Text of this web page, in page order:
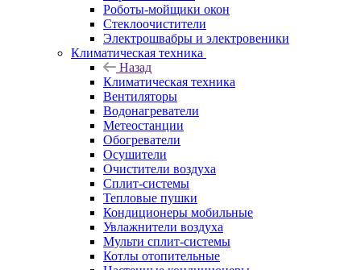
Роботы-мойщики окон
Стеклоочистители
Электрошвабры и электровеники
Климатическая техника
Назад
Климатическая техника
Вентиляторы
Водонагреватели
Метеостанции
Обогреватели
Осушители
Очистители воздуха
Сплит-системы
Тепловые пушки
Кондиционеры мобильные
Увлажнители воздуха
Мульти сплит-системы
Котлы отопительные